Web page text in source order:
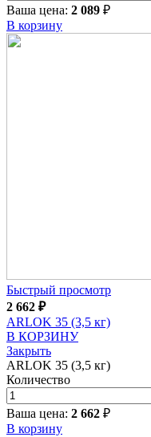
Ваша цена: 2 089 ₽
В корзину
Быстрый просмотр
2 662 ₽
ARLOK 35 (3,5 кг)
В КОРЗИНУ
Закрыть
ARLOK 35 (3,5 кг)
Количество
Ваша цена: 2 662 ₽
В корзину